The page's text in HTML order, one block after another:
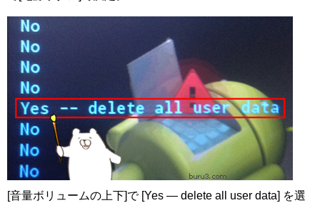
[音量ボリュームの上下]で [Yes — delete all user data] を選